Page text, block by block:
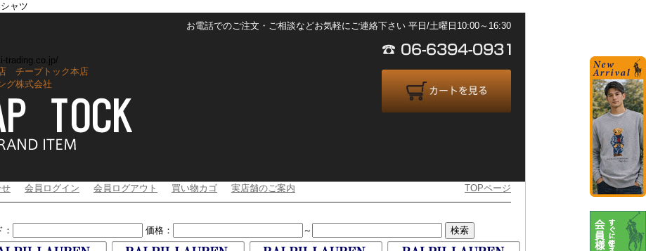
ャツ
trading.co.jp/
チープトック本店
グ株式会社
お電話でのご注文・ご相談などお気軽にご連絡下さい 平日/土曜日10:00～16:30
会員ログイン 会員ログアウト 買い物カゴ 実店舗のご案内 TOPページ
価格： ～